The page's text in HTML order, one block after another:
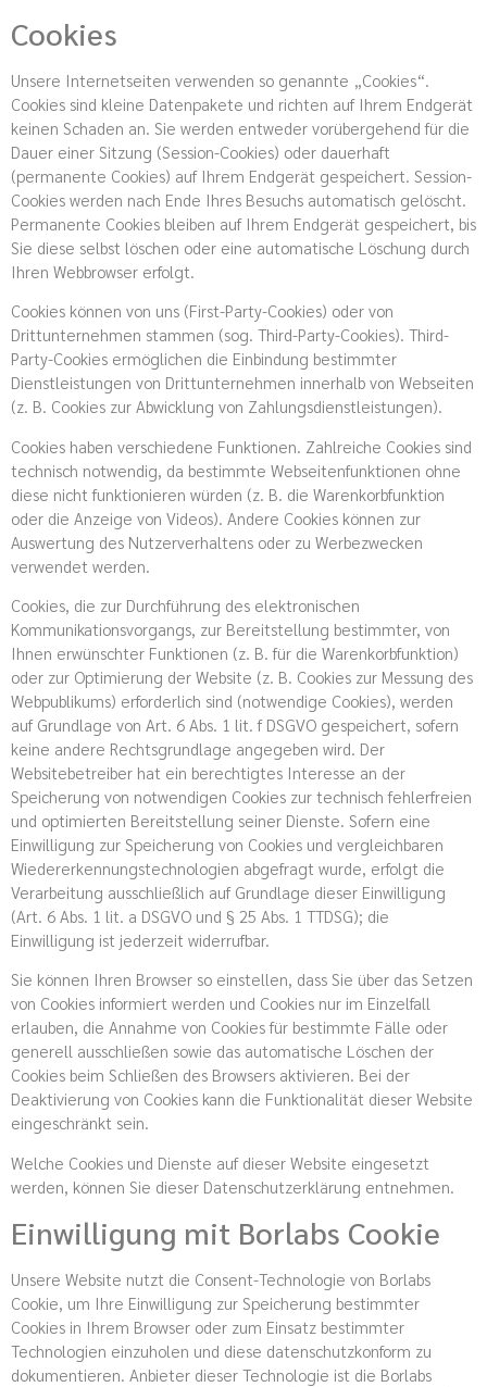
Cookies
Unsere Internetseiten verwenden so genannte „Cookies“.
Cookies sind kleine Datenpakete und richten auf Ihrem Endgerät
keinen Schaden an. Sie werden entweder vorübergehend für die
Dauer einer Sitzung (Session-Cookies) oder dauerhaft
(permanente Cookies) auf Ihrem Endgerät gespeichert. Session-
Cookies werden nach Ende Ihres Besuchs automatisch gelöscht.
Permanente Cookies bleiben auf Ihrem Endgerät gespeichert, bis
Sie diese selbst löschen oder eine automatische Löschung durch
Ihren Webbrowser erfolgt.
Cookies können von uns (First-Party-Cookies) oder von
Drittunternehmen stammen (sog. Third-Party-Cookies). Third-
Party-Cookies ermöglichen die Einbindung bestimmter
Dienstleistungen von Drittunternehmen innerhalb von Webseiten
(z. B. Cookies zur Abwicklung von Zahlungsdienstleistungen).
Cookies haben verschiedene Funktionen. Zahlreiche Cookies sind
technisch notwendig, da bestimmte Webseitenfunktionen ohne
diese nicht funktionieren würden (z. B. die Warenkorbfunktion
oder die Anzeige von Videos). Andere Cookies können zur
Auswertung des Nutzerverhaltens oder zu Werbezwecken
verwendet werden.
Cookies, die zur Durchführung des elektronischen
Kommunikationsvorgangs, zur Bereitstellung bestimmter, von
Ihnen erwünschter Funktionen (z. B. für die Warenkorbfunktion)
oder zur Optimierung der Website (z. B. Cookies zur Messung des
Webpublikums) erforderlich sind (notwendige Cookies), werden
auf Grundlage von Art. 6 Abs. 1 lit. f DSGVO gespeichert, sofern
keine andere Rechtsgrundlage angegeben wird. Der
Websitebetreiber hat ein berechtigtes Interesse an der
Speicherung von notwendigen Cookies zur technisch fehlerfreien
und optimierten Bereitstellung seiner Dienste. Sofern eine
Einwilligung zur Speicherung von Cookies und vergleichbaren
Wiedererkennungstechnologien abgefragt wurde, erfolgt die
Verarbeitung ausschließlich auf Grundlage dieser Einwilligung
(Art. 6 Abs. 1 lit. a DSGVO und § 25 Abs. 1 TTDSG); die
Einwilligung ist jederzeit widerrufbar.
Sie können Ihren Browser so einstellen, dass Sie über das Setzen
von Cookies informiert werden und Cookies nur im Einzelfall
erlauben, die Annahme von Cookies für bestimmte Fälle oder
generell ausschließen sowie das automatische Löschen der
Cookies beim Schließen des Browsers aktivieren. Bei der
Deaktivierung von Cookies kann die Funktionalität dieser Website
eingeschränkt sein.
Welche Cookies und Dienste auf dieser Website eingesetzt
werden, können Sie dieser Datenschutzerklärung entnehmen.
Einwilligung mit Borlabs Cookie
Unsere Website nutzt die Consent-Technologie von Borlabs
Cookie, um Ihre Einwilligung zur Speicherung bestimmter
Cookies in Ihrem Browser oder zum Einsatz bestimmter
Technologien einzuholen und diese datenschutzkonform zu
dokumentieren. Anbieter dieser Technologie ist die Borlabs